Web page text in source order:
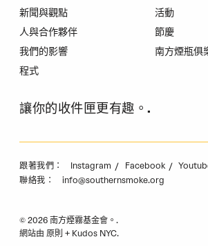
新聞與觀點
人與合作夥伴
我們的影響
程式
活動
節慶
南方煙瓶俱
讓你的收件匣更有趣。.
驗證碼
跟著我們： Instagram Facebook
聯絡我： info@southernsmoke.org
© 2026 南方煙霧基金會。.
網站由 原則 + Kudos NYC.